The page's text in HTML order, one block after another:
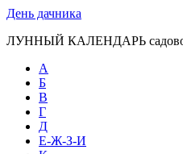
День дачника
ЛУННЫЙ КАЛЕНДАРЬ садовода
А
Б
В
Г
Д
Е-Ж-З-И